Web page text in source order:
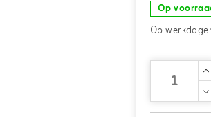
Op
Op